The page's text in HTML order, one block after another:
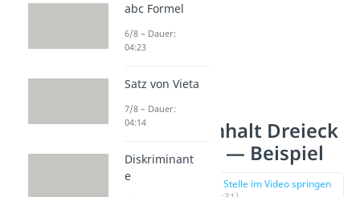
Flächeninhalt Dreieck
Vektoren — Beispiel
zur Stelle im Video springen
abc Formel
6/8 – Dauer:
04:23
Satz von Vieta
7/8 – Dauer:
04:14
Diskriminant
e